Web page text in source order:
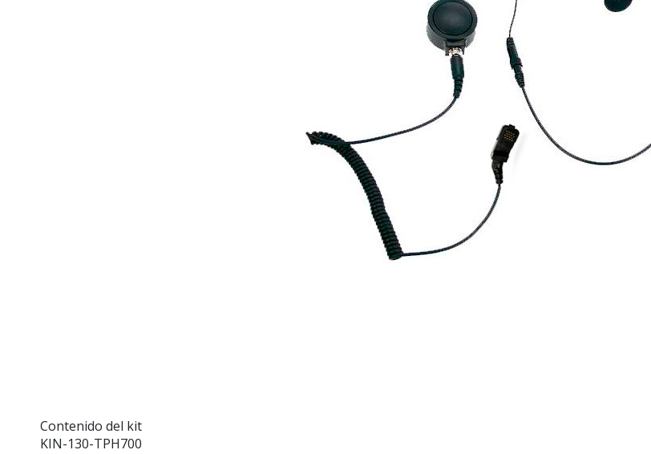
Contenido del kit
KIN-130-TPH700